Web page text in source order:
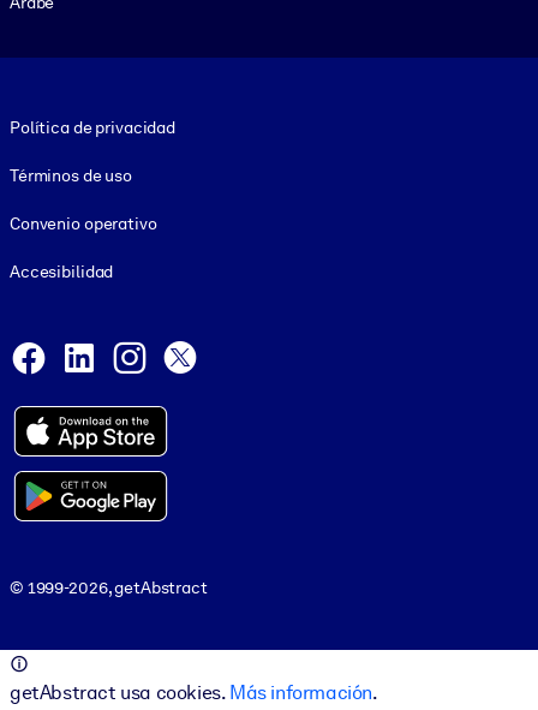
Política de privacidad
Términos de uso
Convenio operativo
Accesibilidad
Facebook
LinkedInInstagram
© 1999-2026, getAbstract
getAbstract usa cookies. Más información.